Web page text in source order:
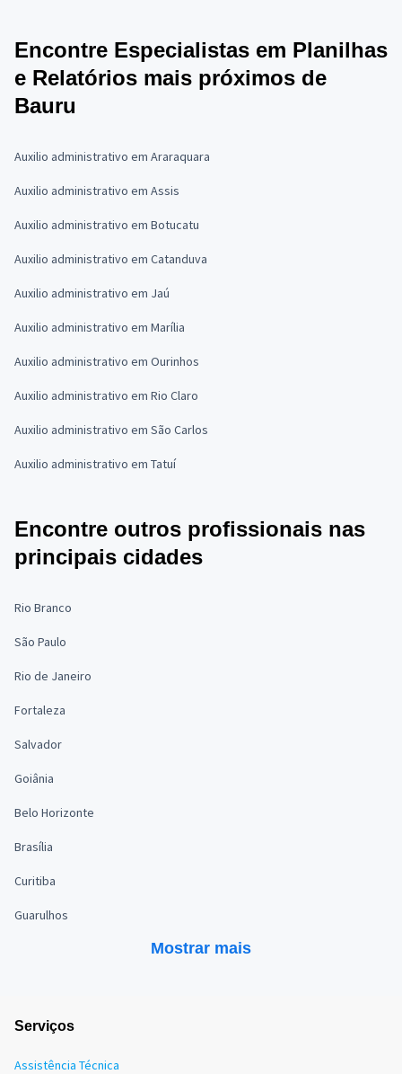
Encontre Especialistas em Planilhas
e Relatórios mais próximos de
Bauru
Auxilio administrativo em Araraquara
Auxilio administrativo em Assis
Auxilio administrativo em Botucatu
Auxilio administrativo em Catanduva
Auxilio administrativo em Jaú
Auxilio administrativo em Marília
Auxilio administrativo em Ourinhos
Auxilio administrativo em Rio Claro
Auxilio administrativo em São Carlos
Auxilio administrativo em Tatuí
Encontre outros profissionais nas
principais cidades
Rio Branco
São Paulo
Rio de Janeiro
Fortaleza
Salvador
Goiânia
Belo Horizonte
Brasília
Curitiba
Guarulhos
Mostrar mais
Serviços
Assistência Técnica